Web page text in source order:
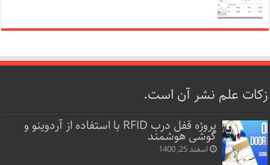
زکات علم نشر آن است.
پروژه قفل‌ درب RFID با استفاده از آردوینو و
گوشی هوشمند
اسفند 25, 1400